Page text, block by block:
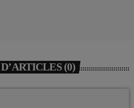
(0)